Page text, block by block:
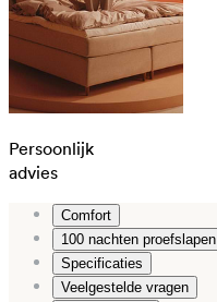
Persoonlijk
advies
Comfort
100 nachten proefslapen
Specificaties
Veelgestelde vragen